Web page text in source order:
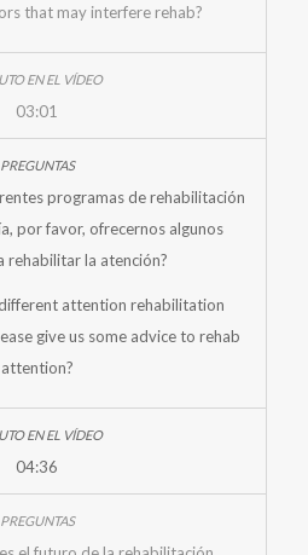
that may interfere rehab?
03:01
programas de rehabilitación
por favor, ofrecernos algunos
rehabilitar la atención?
attention rehabilitation
give us some advice to rehab
attention?
04:36